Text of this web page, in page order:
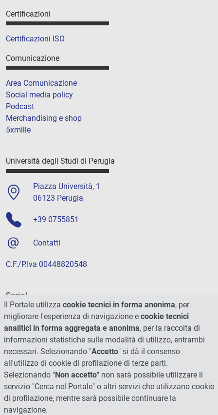
Certificazioni
Certificazioni ISO
Comunicazione
Area Comunicazione
Social media policy
Podcast
Merchandising e shop
5xmille
Università degli Studi di Perugia
Piazza Università, 1
06123 Perugia
+39 0755851
Contatti
C.F./P.Iva 00448820548
Social
Il Portale utilizza cookie tecnici in forma anonima, per
migliorare l'esperienza di navigazione e cookie tecnici
analitici in forma aggregata e anonima, per la raccolta di
informazioni statistiche sulle modalità di utilizzo, entrambi
necessari. Selezionando "Accetto" si dà il consenso
all'utilizzo di cookie di profilazione di terze parti.
Selezionando "Non accetto" non sarà possibile utilizzare il
servizio "Cerca nel Portale" o altri servizi che utilizzano cookie
di profilazione, mentre sarà possibile continuare la
navigazione.